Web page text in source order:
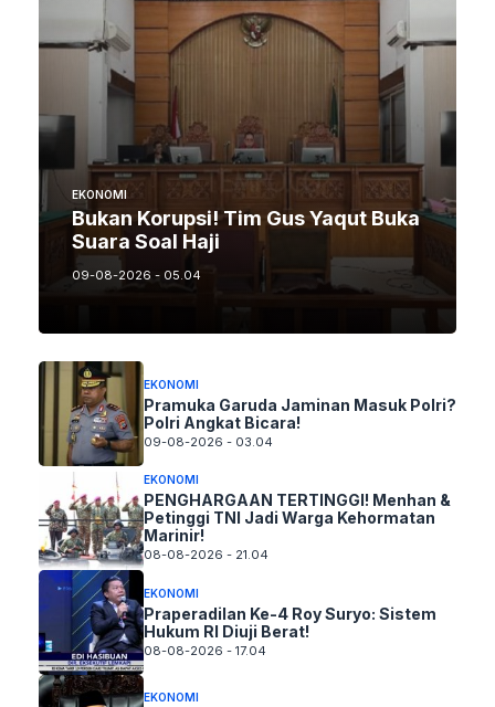
EKONOMI
Bukan Korupsi! Tim Gus Yaqut Buka
Suara Soal Haji
09-08-2026 - 05.04
EKONOMI
Pramuka Garuda Jaminan Masuk Polri?
Polri Angkat Bicara!
09-08-2026 - 03.04
EKONOMI
PENGHARGAAN TERTINGGI! Menhan &
Petinggi TNI Jadi Warga Kehormatan
Marinir!
08-08-2026 - 21.04
EKONOMI
Praperadilan Ke-4 Roy Suryo: Sistem
Hukum RI Diuji Berat!
08-08-2026 - 17.04
EKONOMI